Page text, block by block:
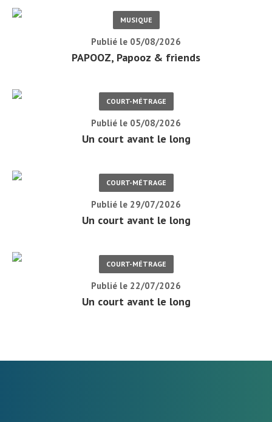
MUSIQUE
Publié le 05/08/2026
PAPOOZ, Papooz & friends
COURT-MÉTRAGE
Publié le 05/08/2026
Un court avant le long
COURT-MÉTRAGE
Publié le 29/07/2026
Un court avant le long
COURT-MÉTRAGE
Publié le 22/07/2026
Un court avant le long